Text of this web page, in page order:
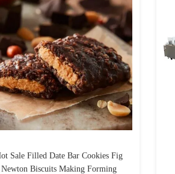
Sale Filled Date Bar Cookies Fig
Newton Biscuits Making Forming